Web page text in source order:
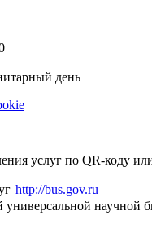
день
услуг по QR-коду
http://bus.gov.ru
научной